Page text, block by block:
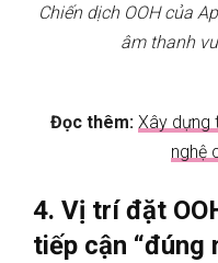
Chiến dịch OOH của
âm thanh
Đọc thêm: Xây dựng
nghệ
4. Vị trí đặt
tiếp cận “đúng